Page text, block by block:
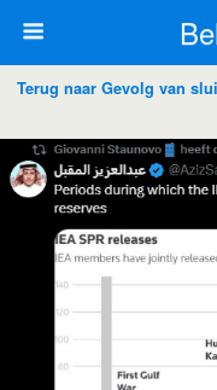
Terug naar Gevolg van